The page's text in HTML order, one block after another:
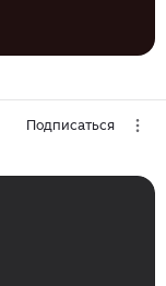
Подписаться